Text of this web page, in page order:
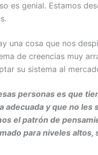
es genial. Estamos
una cosa que nos
de creencias muy
su sistema al
personas es que
adecuada y que no les
el patrón de
para niveles altos,